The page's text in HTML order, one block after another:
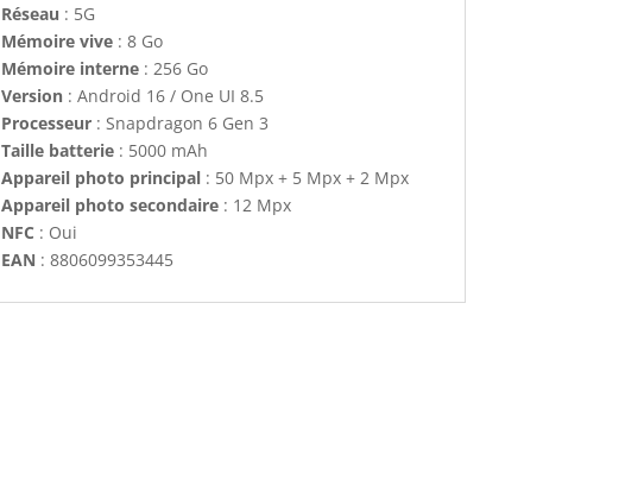
Réseau : 5G
Mémoire vive: 8 Go
Mémoire interne: 256 Go
Version: Android 16 / One UI 8.5
Processeur: Snapdragon 6 Gen 3
Taille batterie: 5000 mAh
Appareil photo principal: 50 Mpx + 5 Mpx + 2 Mpx
Appareil photo secondaire: 12 Mpx
NFC : Oui
EAN : 8806099353445